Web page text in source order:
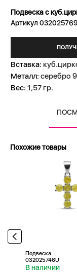
Подвеска с
Артикул
Вставка:
Металл: серебро
Вес: 1,57 гр.
Похожие товары
Подвеска
032025746U
В наличии